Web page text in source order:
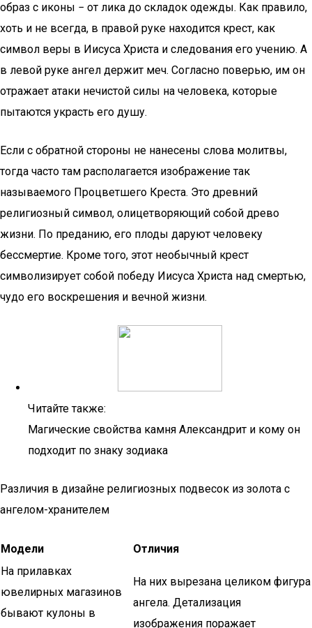
образ с иконы − от лика до складок одежды. Как правило,
хоть и не всегда, в правой руке находится крест, как
символ веры в Иисуса Христа и следования его учению. А
в левой руке ангел держит меч. Согласно поверью, им он
отражает атаки нечистой силы на человека, которые
пытаются украсть его душу.
Если с обратной стороны не нанесены слова молитвы,
тогда часто там располагается изображение так
называемого Процветшего Креста. Это древний
религиозный символ, олицетворяющий собой древо
жизни. По преданию, его плоды даруют человеку
бессмертие. Кроме того, этот необычный крест
символизирует собой победу Иисуса Христа над смертью,
чудо его воскрешения и вечной жизни.
Читайте также:
Магические свойства камня Александрит и кому он
подходит по знаку зодиака
Различия в дизайне религиозных подвесок из золота с
ангелом-хранителем
Модели
Отличия
На прилавках
ювелирных магазинов
бывают кулоны в
На них вырезана целиком фигура
ангела. Детализация
изображения поражает